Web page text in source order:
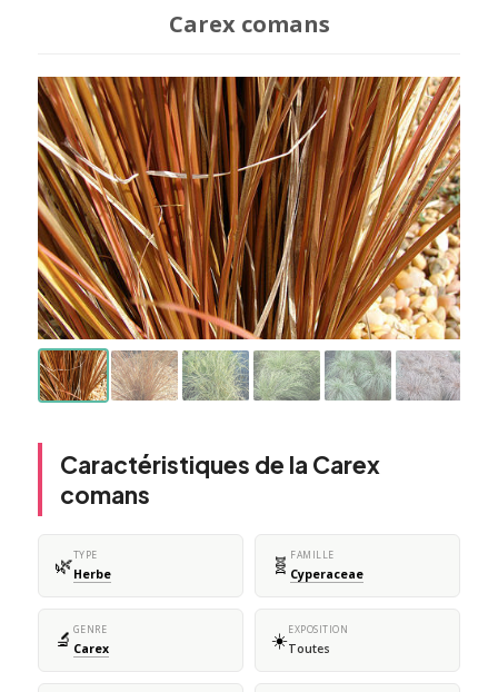
Carex comans
Caractéristiques de la Carex
comans
🌿TYPE
Herbe 🧬 FAMILLE
Cyperaceae
🔬 GENRE
Carex ☀️EXPOSITION
Toutes